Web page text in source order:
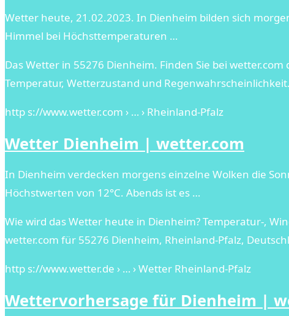
Wetter heute, 21.02.2023. In Dienheim bilden sich
Himmel bei Höchsttemperaturen …
Das Wetter in 55276 Dienheim. Finden Sie bei
Temperatur, Wetterzustand und Regenwahrscheinlichkeit.
http s://www.wetter.com › … › Rheinland-Pfalz
Wetter Dienheim | wetter.com
In Dienheim verdecken morgens einzelne Wolken die
Höchstwerten von 12°C. Abends ist es …
Wie wird das Wetter heute in Dienheim? Temperatur-,
wetter.com für 55276 Dienheim, Rheinland-Pfalz,
http s://www.wetter.de › … › Wetter Rheinland-Pfalz
Wettervorhersage für Dienheim |